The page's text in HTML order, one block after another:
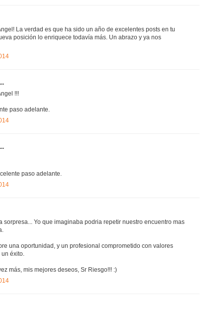
La verdad es que ha sido un año de excelentes posts en tu
posición lo enriquece todavía más. Un abrazo y ya nos
!!!
paso adelante.
paso adelante.
sorpresa... Yo que imaginaba podria repetir nuestro encuentro mas
una oportunidad, y un profesional comprometido con valores
un éxito.
más, mis mejores deseos, Sr Riesgo!!! :)